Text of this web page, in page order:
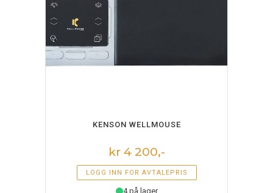
LEGG I HANDLEKURV
KENSON WELLMOUSE
kr 4 200,-
LOGG INN FOR AVTALEPRIS
4 på lager